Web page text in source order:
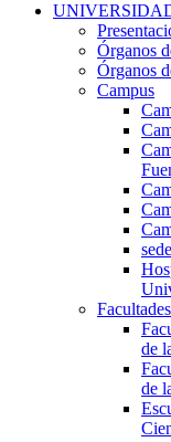
Órganos
Órganos
Campus
de
de